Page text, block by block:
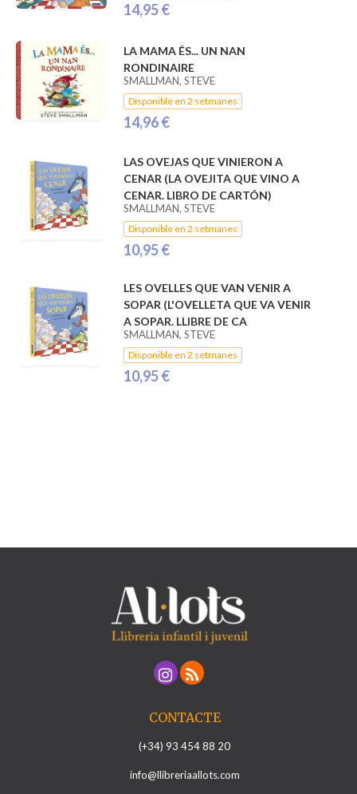
14,95 €
LA MAMA ÉS... UN NAN
RONDINAIRE
SMALLMAN, STEVE
Disponible en 2 setmanes
14,96 €
LAS OVEJAS QUE VINIERON A
CENAR (LA OVEJITA QUE VINO A
CENAR. LIBRO DE CARTÓN)
SMALLMAN, STEVE
Disponible en 2 setmanes
10,95 €
LES OVELLES QUE VAN VENIR A
SOPAR (L'OVELLETA QUE VA VENIR
A SOPAR. LLIBRE DE CA
SMALLMAN, STEVE
Disponible en 2 setmanes
10,95 €
CONTACTE
(+34) 93 454 88 20
info@llibreriaallots.com